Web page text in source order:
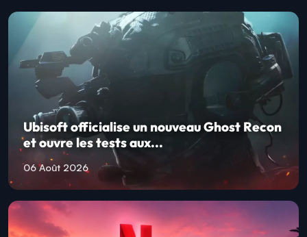
Ubisoft officialise un nouveau Ghost Recon
et ouvre les tests aux...
06 Août 2026